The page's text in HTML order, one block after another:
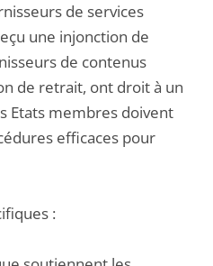
de services
une injonction de
de contenus
de retrait, ont droit à un
Etats membres doivent
efficaces pour
: